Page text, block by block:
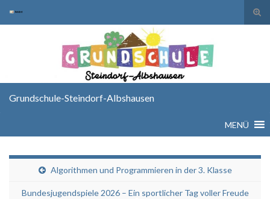
Search for:
Grundschule-Steindorf-Albshausen
MENÜ
Algorithmen und Programmieren in der 3. Klasse
Bundesjugendspiele 2026 – Ein sportlicher Tag voller Freude